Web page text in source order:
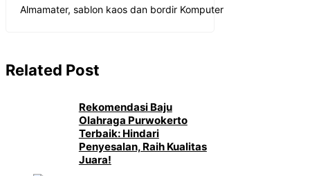
Almamater, sablon kaos dan bordir Komputer
Related Post
Rekomendasi Baju
Olahraga Purwokerto
Terbaik: Hindari
Penyesalan, Raih Kualitas
Juara!